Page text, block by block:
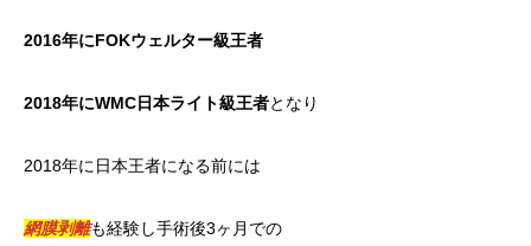
2016年にFOKウェルター級王者
2018年にWMC日本ライト級王者となり
2018年に日本王者になる前には
網膜剥離も経験し手術後3ヶ月での